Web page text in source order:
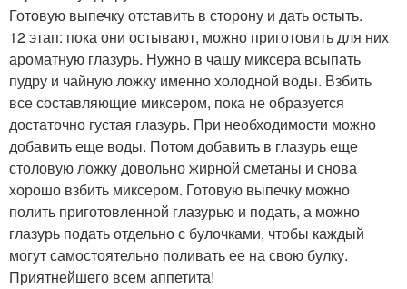
Готовую выпечку отставить в сторону и дать остыть.
12 этап: пока они остывают, можно приготовить для них
ароматную глазурь. Нужно в чашу миксера всыпать
пудру и чайную ложку именно холодной воды. Взбить
все составляющие миксером, пока не образуется
достаточно густая глазурь. При необходимости можно
добавить еще воды. Потом добавить в глазурь еще
столовую ложку довольно жирной сметаны и снова
хорошо взбить миксером. Готовую выпечку можно
полить приготовленной глазурью и подать, а можно
глазурь подать отдельно с булочками, чтобы каждый
могут самостоятельно поливать ее на свою булку.
Приятнейшего всем аппетита!